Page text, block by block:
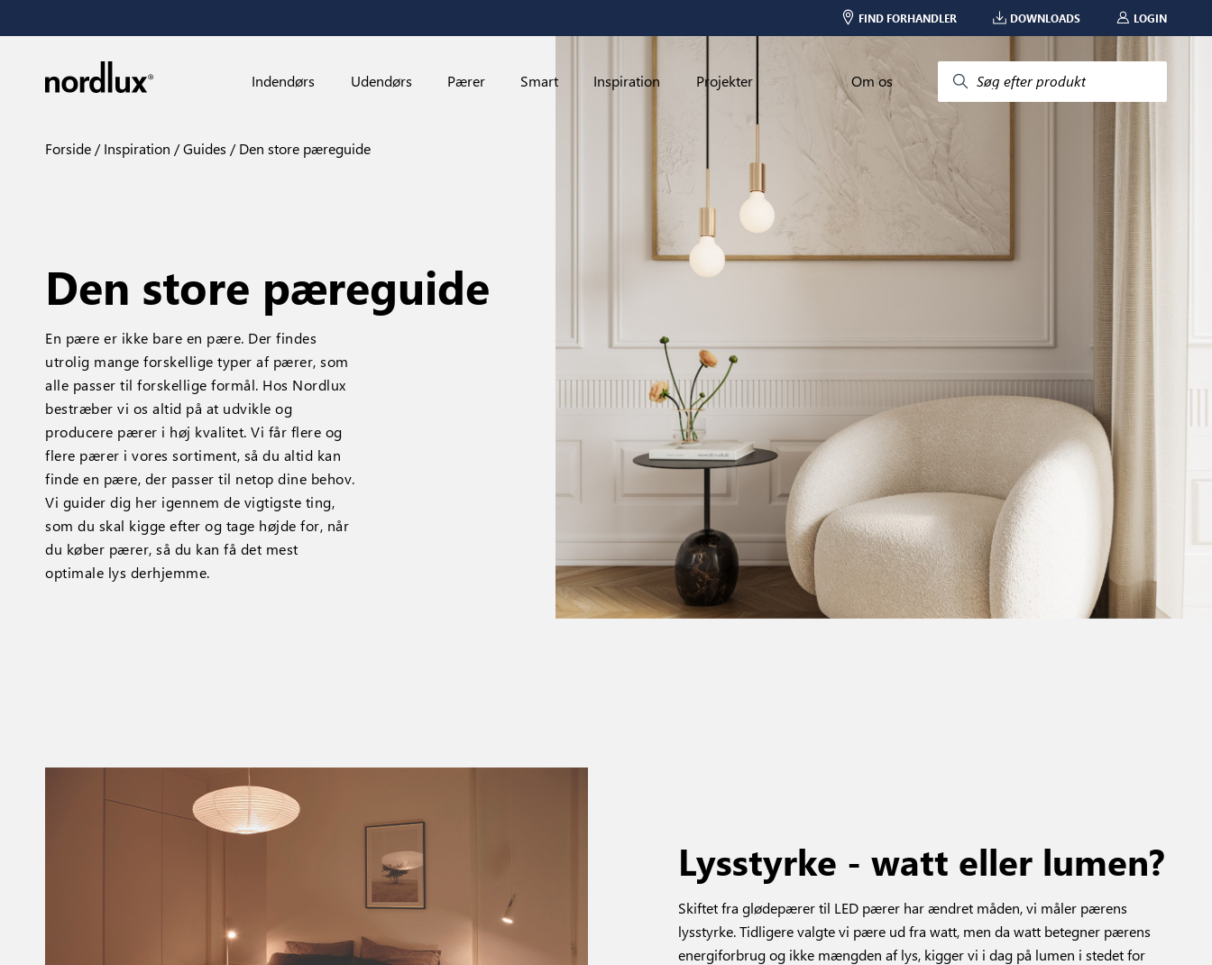
FIND FORHANDLER DOWNLOADS LOGIN
Indendørs Udendørs Pærer Smart Inspiration Projekter Om os Søg efter produkt
Forside Inspiration Guides Den store pæreguide
Den store pæreguide
En pære er ikke bare en pære. Der findes
utrolig mange forskellige typer af pærer, som
alle passer til forskellige formål. Hos Nordlux
bestræber vi os altid på at udvikle og
producere pærer i høj kvalitet. Vi får flere og
flere pærer i vores sortiment, så du altid kan
finde en pære, der passer til netop dine behov.
Vi guider dig her igennem de vigtigste ting,
som du skal kigge efter og tage højde for, når
du køber pærer, så du kan få det mest
optimale lys derhjemme.
Lysstyrke - watt eller lumen?
Skiftet fra glødepærer til LED pærer har ændret måden, vi måler pærens
lysstyrke. Tidligere valgte vi pære ud fra watt, men da watt betegner pærens
energiforbrug og ikke mængden af lys, kigger vi i dag på lumen i stedet for